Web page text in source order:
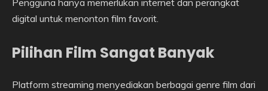
digital untuk menonton film favorit.
Pilihan Film Sangat Banyak
Platform streaming menyediakan berbagai genre film dari